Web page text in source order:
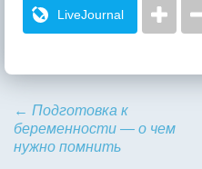
LiveJournal
← Подготовка к
беременности — о чем
нужно помнить